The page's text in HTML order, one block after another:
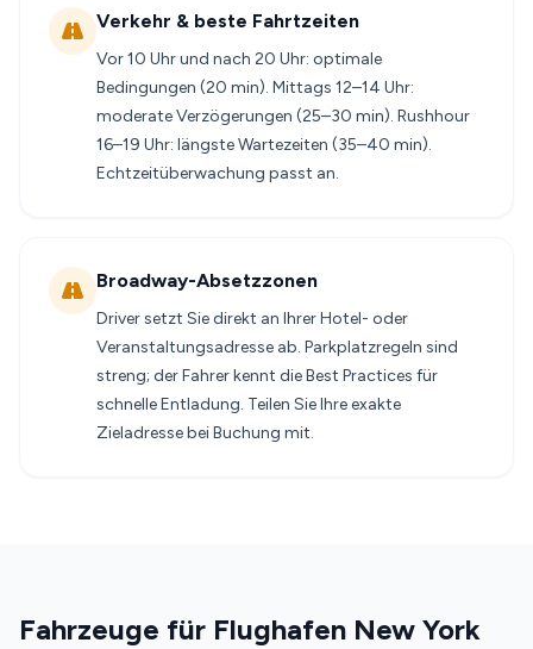
Verkehr & beste Fahrtzeiten
Vor 10 Uhr und nach 20 Uhr: optimale
Bedingungen (20 min). Mittags 12–14 Uhr:
moderate Verzögerungen (25–30 min). Rushhour
16–19 Uhr: längste Wartezeiten (35–40 min).
Echtzeitüberwachung passt an.
Broadway-Absetzzonen
Driver setzt Sie direkt an Ihrer Hotel- oder
Veranstaltungsadresse ab. Parkplatzregeln sind
streng; der Fahrer kennt die Best Practices für
schnelle Entladung. Teilen Sie Ihre exakte
Zieladresse bei Buchung mit.
Fahrzeuge für Flughafen New York